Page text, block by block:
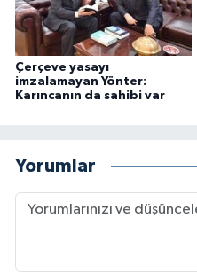
Çerçeve yasayı
imzalamayan Yönter:
Karıncanın da sahibi var
Yorumlar